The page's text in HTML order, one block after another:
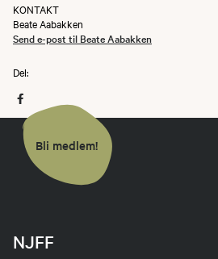
KONTAKT
Beate Aabakken
Send e-post til Beate Aabakken
Del:
Bli medlem!
NJFF